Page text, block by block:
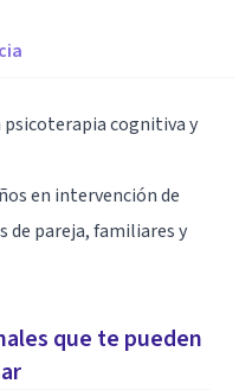
cognitiva y
en intervención de
de pareja, familiares y
que te pueden